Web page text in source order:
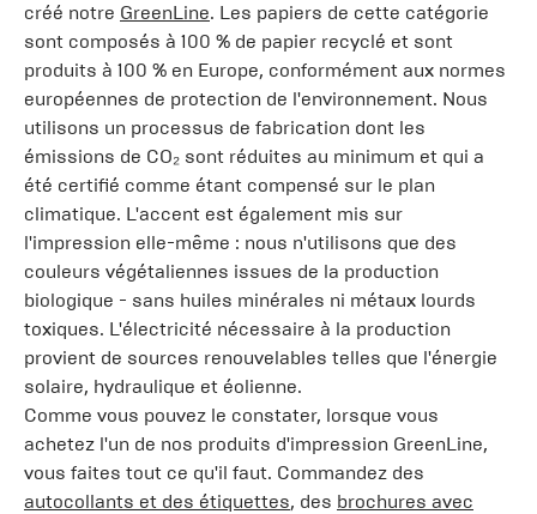
créé notre GreenLine. Les papiers de cette catégorie
sont composés à 100 % de papier recyclé et sont
produits à 100 % en Europe, conformément aux normes
européennes de protection de l'environnement. Nous
utilisons un processus de fabrication dont les
émissions de CO₂ sont réduites au minimum et qui a
été certifié comme étant compensé sur le plan
climatique. L'accent est également mis sur
l'impression elle-même : nous n'utilisons que des
couleurs végétaliennes issues de la production
biologique - sans huiles minérales ni métaux lourds
toxiques. L'électricité nécessaire à la production
provient de sources renouvelables telles que l'énergie
solaire, hydraulique et éolienne.
Comme vous pouvez le constater, lorsque vous
achetez l'un de nos produits d'impression GreenLine,
vous faites tout ce qu'il faut. Commandez des
autocollants et des étiquettes, des brochures avec